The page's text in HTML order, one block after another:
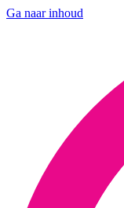
Ga naar inhoud